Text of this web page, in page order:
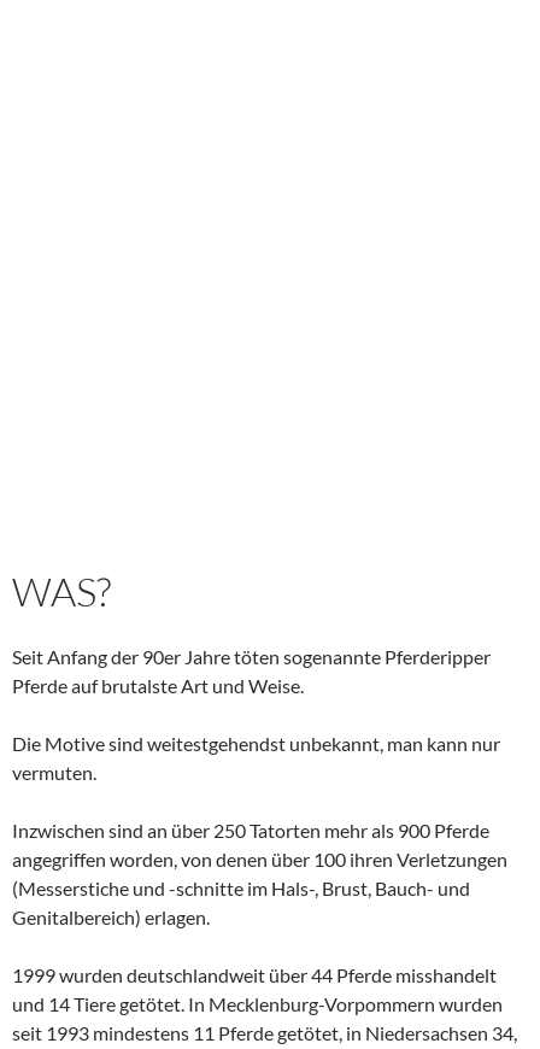
WAS?
Seit Anfang der 90er Jahre töten sogenannte Pferderipper
Pferde auf brutalste Art und Weise.
Die Motive sind weitestgehendst unbekannt, man kann nur
vermuten.
Inzwischen sind an über 250 Tatorten mehr als 900 Pferde
angegriffen worden, von denen über 100 ihren Verletzungen
(Messerstiche und -schnitte im Hals-, Brust, Bauch- und
Genitalbereich) erlagen.
1999 wurden deutschlandweit über 44 Pferde misshandelt
und 14 Tiere getötet. In Mecklenburg-Vorpommern wurden
seit 1993 mindestens 11 Pferde getötet, in Niedersachsen 34,